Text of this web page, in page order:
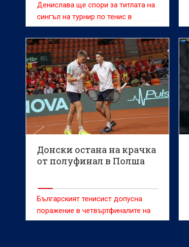
Денислава ще спори за титлата на
сингъл на турнир по тенис в
Сърбия
Донски остана на крачка
от полуфинал в Полша
Българският тенисист допусна
поражение в четвъртфиналите на
сингъл на турнир по тенис от